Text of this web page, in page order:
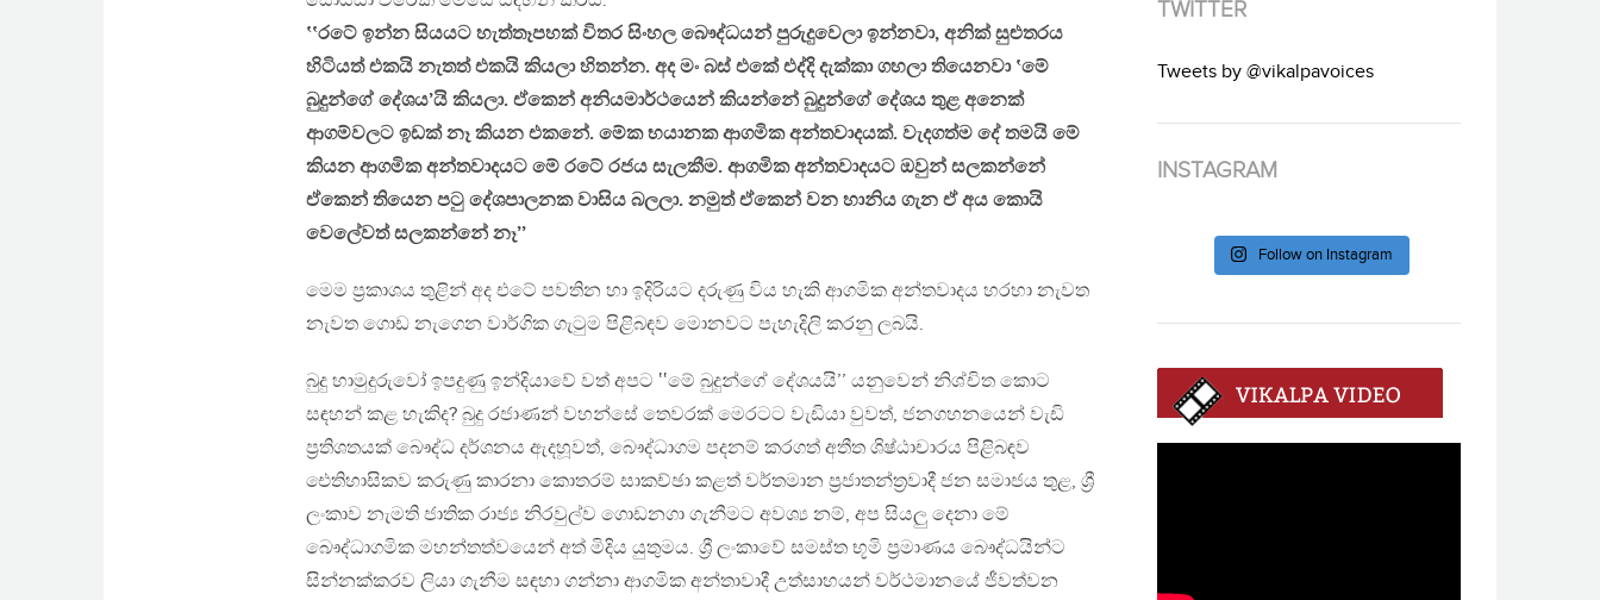
‛‛රටේ ඉන්න සියයට හැත්තෑපහක් විතර සිංහල බෞද්ධයන් පුරුදුවෙලා ඉන්නවා, අනික් සුළුතරය
හිටියත් එකයි නැතත් එකයි කියලා හිතන්න. අද මං බස් එකේ එද්දි දැක්කා ගහලා තියෙනවා ‛මේ
බුදුන්ගේ දේශය’යි කියලා. ඒකෙන් අනියමාර්ථයෙන් කියන්නේ බුදුන්ගේ දේශය තුළ අනෙක්
ආගම්වලට ඉඩක් නෑ කියන එකනේ. මේක භයානක ආගමික අන්තවාදයක්. වැදගත්ම දේ තමයි මේ
කියන ආගමික අන්තවාදයට මේ රටේ රජය සැලකීම. ආගමික අන්තවාදයට ඔවුන් සලකන්නේ
ඒකෙන් තියෙන පටු දේශපාලනක වාසිය බලලා. නමුත් ඒකෙන් වන හානිය ගැන ඒ අය කොයි
වෙලේවත් සලකන්නේ නෑ’’
මෙම ප්‍රකාශය තුළින් අද එටේ පවතින හා ඉදිරියට දරුණු විය හැකි ආගමික අන්තවාදය හරහා නැවත
නැවත ගොඩ නැගෙන වාර්ගික ගැටුම පිළිබඳව මොනවට පැහැදිලි කරනු ලබයි.
බුදු හාමුදුරුවෝ ඉපදුණු ඉන්දියාවේ වත් අපට ‛‛මේ බුදුන්ගේ දේශයයි’’ යනුවෙන් නිශ්චිත කොට
සඳහන් කළ හැකිද? බුදු රජාණන් වහන්සේ තෙවරක් මෙරටට වැඩියා වුවත්, ජනගහනයෙන් වැඩි
ප්‍රතිශතයක් බෞද්ධ දර්ශනය ඇදහූවත්, බෞද්ධාගම පදනම් කරගත් අතීත ශිෂ්ඨාචාරය පිළිබඳව
ඓතිහාසිකව කරුණු කාරනා කොතරම් සාකච්ඡා කළත් වර්තමාන ප්‍රජාතන්ත්‍රවාදී ජන සමාජය තුළ, ශ්‍රී
ලංකාව නැමති ජාතික රාජ්‍ය නිරවුල්ව ගොඩනගා ගැනීමට අවශ්‍ය නම්, අප සියලු දෙනා මේ
බෞද්ධාගමික මහන්තත්වයෙන් අත් මිදිය යුතුමය. ශ්‍රී ලංකාවේ සමස්ත භූමි ප්‍රමාණය බෞද්ධයින්ට
සින්නක්කරව ලියා ගැනීම සඳහා ගන්නා ආගමික අන්තාවාදී උත්සාහයන් වර්ථමානයේ ජීවත්වන
TWITTER
Tweets by @vikalpavoices
INSTAGRAM
Follow on Instagram